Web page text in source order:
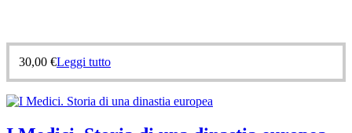
30,00 €Leggi tutto